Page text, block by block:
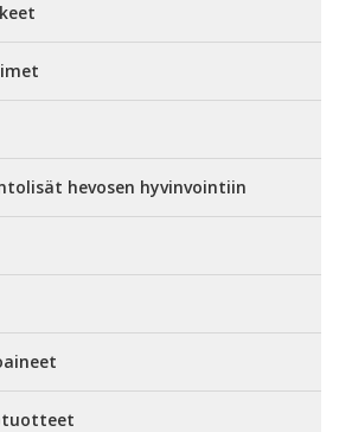
hevosen hyvinvointiin